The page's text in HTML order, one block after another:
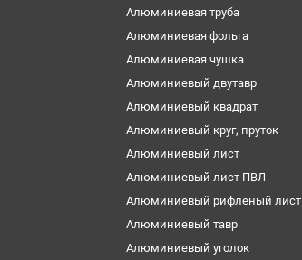
Алюминиевая труба
Алюминиевая фольга
Алюминиевая чушка
Алюминиевый двутавр
Алюминиевый квадрат
Алюминиевый круг, пруток
Алюминиевый лист
Алюминиевый лист ПВЛ
Алюминиевый рифленый лист
Алюминиевый тавр
Алюминиевый уголок